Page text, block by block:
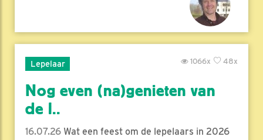
Lepelaar 48x
1066x
Nog even (na)genieten van
de l..
16.07.26 Wat een feest om de lepelaars in 2026